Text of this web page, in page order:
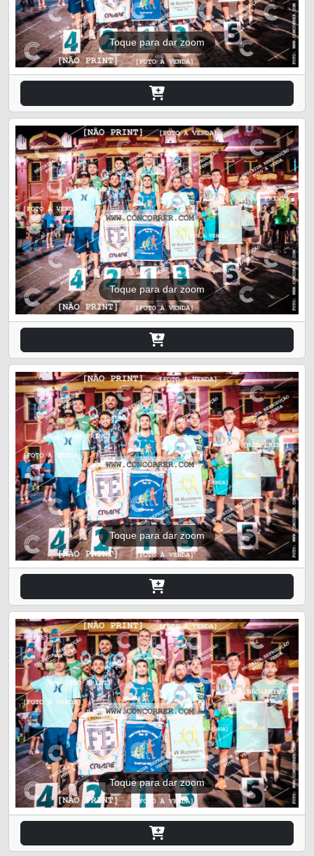
Toque para dar zoom
Toque para dar zoom
Toque para dar zoom
Toque para dar zoom